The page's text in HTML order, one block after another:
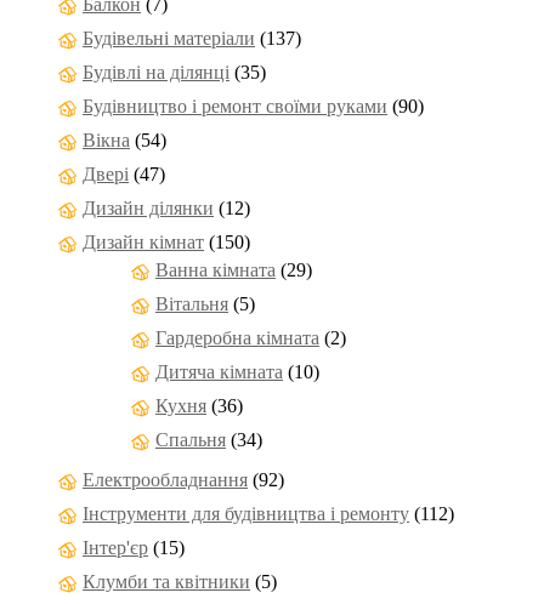
Балкон (7)
Будівельні матеріали (137)
Будівлі на ділянці (35)
Будівництво і ремонт своїми руками (90)
Вікна (54)
Двері (47)
Дизайн ділянки (12)
Дизайн кімнат (150)
Ванна кімната (29)
Вітальня (5)
Гардеробна кімната (2)
Дитяча кімната (10)
Кухня (36)
Спальня (34)
Електрообладнання (92)
Інструменти для будівництва і ремонту (112)
Інтер'єр (15)
Клумби та квітники (5)